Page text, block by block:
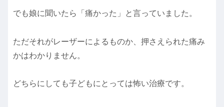
でも娘に聞いたら「痛かった」と言っていました。
ただそれがレーザーによるものか、押さえられた痛み
かはわかりません。
どちらにしても子どもにとっては怖い治療です。